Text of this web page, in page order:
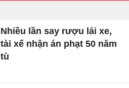
Nhiều lần say rượu lái xe,
tài xế nhận án phạt 50 năm
tù